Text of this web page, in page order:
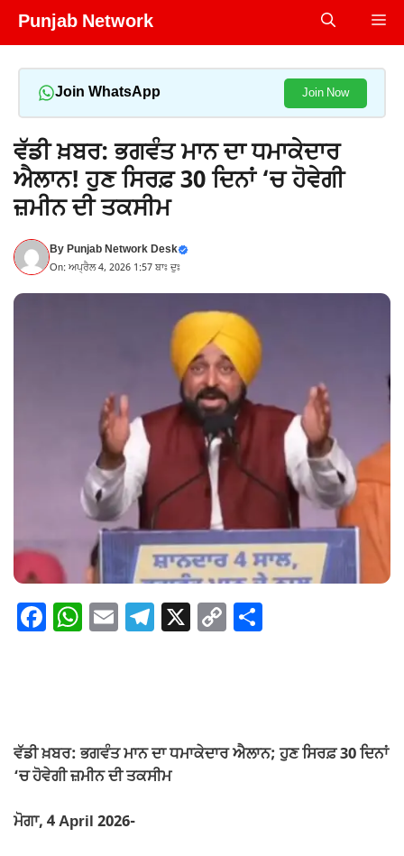
Skip
Punjab Network
Join WhatsApp Join Now
ਵੱਡੀ ਖ਼ਬਰ: ਭਗਵੰਤ ਮਾਨ ਦਾ ਧਮਾਕੇਦਾਰ
ਐਲਾਨ! ਹੁਣ ਸਿਰਫ਼ 30 ਦਿਨਾਂ ‘ਚ ਹੋਵੇਗੀ
ਜ਼ਮੀਨ ਦੀ ਤਕਸੀਮ
ByPunjab Network Desk
On: ਅਪ੍ਰੈਲ 4, 2026 1:57 ਬਾਃ ਦੁਃ
F
o
o
k
W
p
p
E T
m
X C
Li
n
ਵੱਡੀ ਖ਼ਬਰ: ਭਗਵੰਤ ਮਾਨ ਦਾ ਧਮਾਕੇਦਾਰ ਐਲਾਨ; ਹੁਣ ਸਿਰਫ਼ 30 ਦਿਨਾਂ
‘ਚ ਹੋਵੇਗੀ ਜ਼ਮੀਨ ਦੀ ਤਕਸੀਮ
ਮੋਗਾ, 4 April 2026-